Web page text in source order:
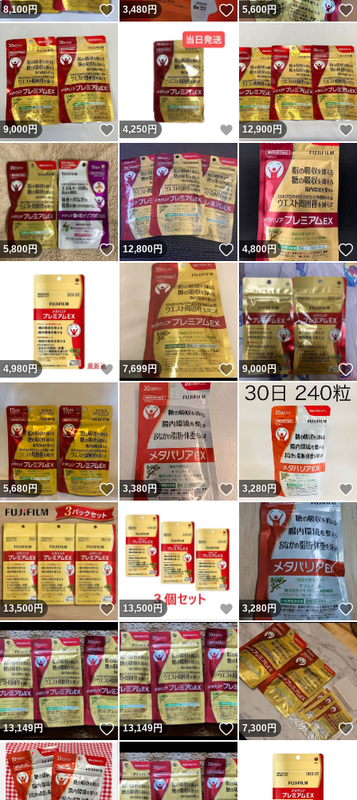
8,100円 いいね！
3,480円 いいね！
5,600円
9,000円 いいね！
4,250 円 いいね！
12,900円
5,800円 いいね！
12,800円 いいね！
4,800円
4,980 円 いいね！
7,699円 いいね！
9,000円
5,680円 いいね！
3,380円 いいね！
3,280円
13,500円 いいね！
13,500 円 いいね！
3,280円
13,149円 いいね！
13,149円 いいね！
7,300円